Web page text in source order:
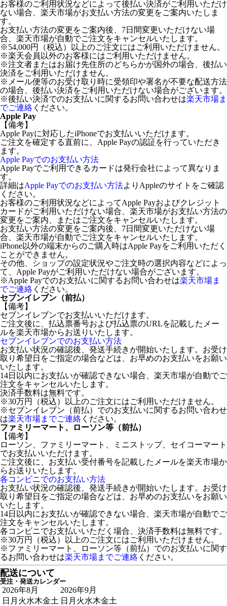
お客様のご利用状況などによって後払い決済がご利用いただけ
ない場合、楽天市場がお支払い方法の変更をご案内いたしま
す。
お支払い方法の変更をご案内後、7日間変更いただけない場
合、楽天市場が自動でご注文をキャンセルいたします。
※54,000円（税込）以上のご注文にはご利用いただけません。
※楽天会員以外のお客様にはご利用いただけません。
※注文者またはお届け先住所のどちらかが国外の場合、後払い
決済をご利用いただけません。
※メール便等のお受け取り時に受領印や署名が不要な配送方法
の場合、後払い決済をご利用いただけない場合がございます。
※後払い決済でのお支払いに関するお問い合わせは楽天市場ま
でご連絡 ください。
Apple Pay
【備考】
Apple Payに対応したiPhoneでお支払いいただけます。
ご注文を確定する直前に、Apple Payの認証を行っていただき
ます。
Apple Payでのお支払い方法
Apple Payでご利用できるカードは発行会社によって異なりま
す。
詳細はApple Payでのお支払い方法よりAppleのサイトをご確認
ください。
お客様のご利用状況などによってApple Payおよびクレジット
カードがご利用いただけない場合、楽天市場がお支払い方法の
変更をご案内、またはご注文をキャンセルいたします。
お支払い方法の変更をご案内後、7日間変更いただけない場
合、楽天市場が自動でご注文をキャンセルいたします。
iPhone以外の端末からのご購入時はApple Payをご利用いただく
ことができません。
その他、ショップの設定状況やご注文時の選択内容などによっ
て、Apple Payがご利用いただけない場合がございます。
※Apple Payでのお支払いに関するお問い合わせは楽天市場ま
でご連絡 ください。
セブンイレブン（前払）
【備考】
セブンイレブンでお支払いいただけます。
ご注文後に、払込票番号および払込票のURLを記載したメー
ルを楽天市場からお送りいたします。
セブンイレブンでのお支払い方法
お支払い状況の確認後、発送手続きが開始いたします。お受け
取り希望日をご指定の場合などは、お早めのお支払いをお願い
いたします。
14日以内にお支払いが確認できない場合、楽天市場が自動でご
注文をキャンセルいたします。
決済手数料は無料です。
※30万円（税込）以上のご注文にはご利用いただけません。
※セブンイレブン（前払）でのお支払いに関するお問い合わせ
は楽天市場までご連絡 ください。
ファミリーマート、ローソン等（前払）
【備考】
ローソン、ファミリーマート、ミニストップ、セイコーマート
でお支払いいただけます。
ご注文後に、お支払い受付番号を記載したメールを楽天市場か
らお送りいたします。
各コンビニでのお支払い方法
お支払い状況の確認後、発送手続きが開始いたします。お受け
取り希望日をご指定の場合などは、お早めのお支払いをお願い
いたします。
14日以内にお支払いが確認できない場合、楽天市場が自動でご
注文をキャンセルいたします。
各コンビニでお支払いいただく場合、決済手数料は無料です。
※30万円（税込）以上のご注文にはご利用いただけません。
※ファミリーマート、ローソン等（前払）でのお支払いに関す
るお問い合わせは楽天市場までご連絡 ください。
配送について
受注・発送カレンダー
2026年8月
日 月 火水木金土
2026年9月
日 月 火水木金土